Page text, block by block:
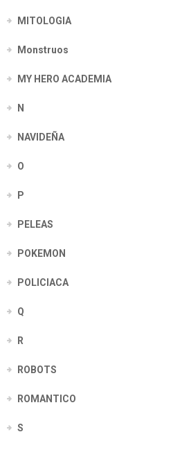
MITOLOGIA
Monstruos
MY HERO ACADEMIA
N
NAVIDEÑA
O
P
PELEAS
POKEMON
POLICIACA
Q
R
ROBOTS
ROMANTICO
S